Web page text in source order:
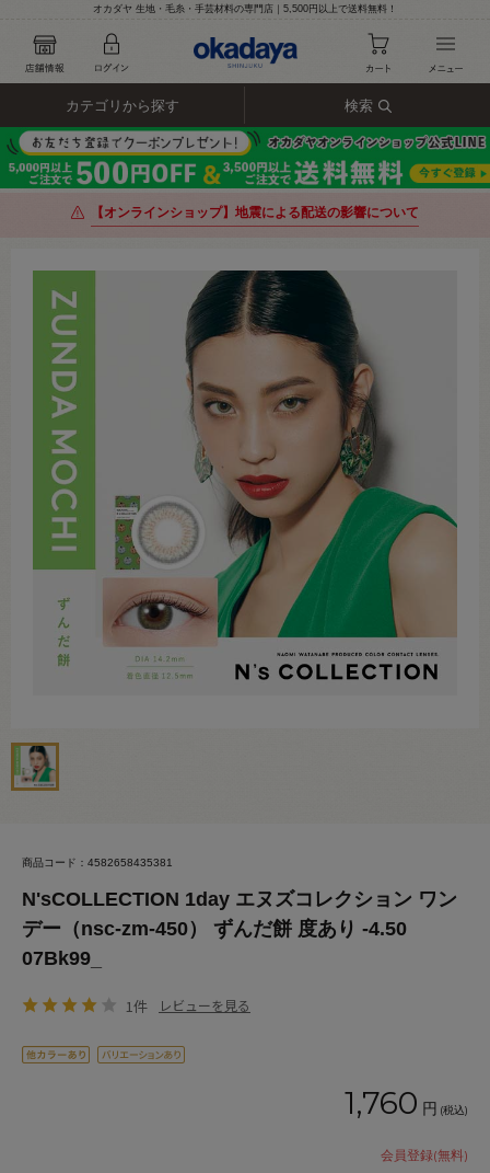
オカダヤ 生地・毛糸・手芸材料の専門店｜5,500円以上で送料無料！
カテゴリから探す 検索
【オンラインショップ】地震による配送の影響について
商品コード：4582658435381
N'sCOLLECTION 1day エヌズコレクション ワン
デー（nsc-zm-450） ずんだ餅 度あり -4.50
07Bk99_
1件 レビューを見る
1,760 円 (税込)
会員登録(無料)